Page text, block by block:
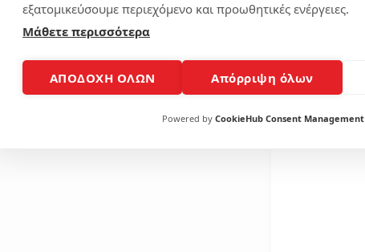
εξατομικεύσουμε περιεχόμενο και προωθητικές ενέργειες.
Μάθετε περισσότερα
ΑΠΟΔΟΧΗ ΟΛΩΝ Απόρριψη όλων
Powered by CookieHub Consent Management